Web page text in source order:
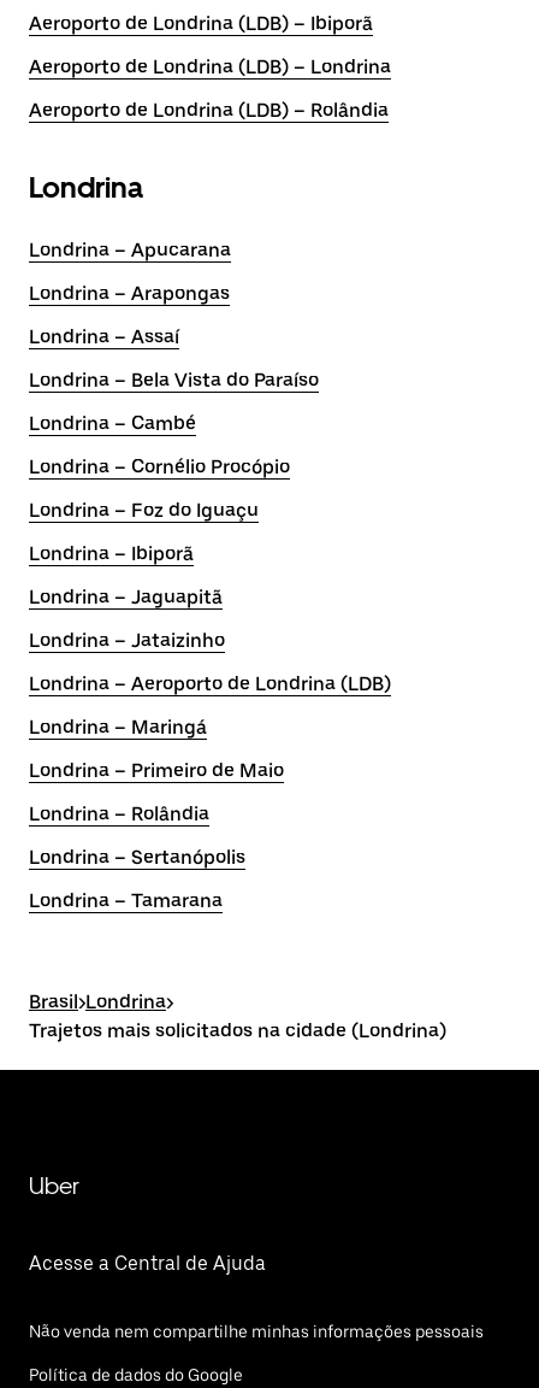
Aeroporto de Londrina (LDB) – Ibiporã
Aeroporto de Londrina (LDB) – Londrina
Aeroporto de Londrina (LDB) – Rolândia
Londrina
Londrina – Apucarana
Londrina – Arapongas
Londrina – Assaí
Londrina – Bela Vista do Paraíso
Londrina – Cambé
Londrina – Cornélio Procópio
Londrina – Foz do Iguaçu
Londrina – Ibiporã
Londrina – Jaguapitã
Londrina – Jataizinho
Londrina – Aeroporto de Londrina (LDB)
Londrina – Maringá
Londrina – Primeiro de Maio
Londrina – Rolândia
Londrina – Sertanópolis
Londrina – Tamarana
Brasil>Londrina>
Trajetos mais solicitados na cidade (Londrina)
Uber
Acesse a Central de Ajuda
Não venda nem compartilhe minhas informações pessoais
Política de dados do Google